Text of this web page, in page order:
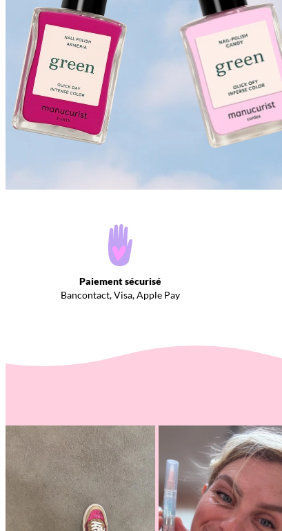
Paiement sécurisé
Bancontact, Visa, Apple Pay